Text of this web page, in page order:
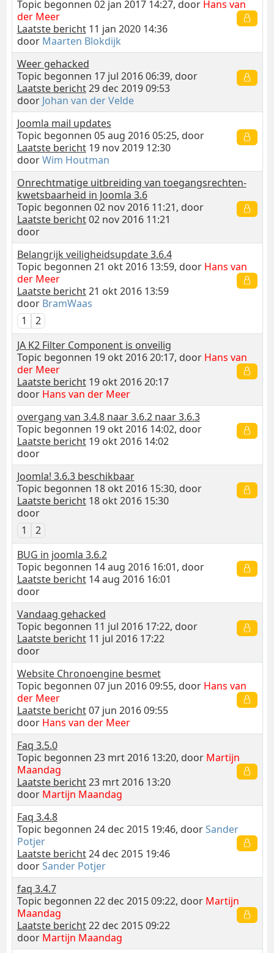
Topic begonnen 02 jan 2017 14:27, door Hans van
der Meer
Laatste bericht11 jan 2020 14:36
door Maarten Blokdijk
Weer gehacked
Topic begonnen 17 jul 2016 06:39, door
Laatste bericht29 dec 2019 09:53
door Johan van der Velde
Joomla mail updates
Topic begonnen 05 aug 2016 05:25, door
Laatste bericht19 nov 2019 12:30
doorWim Houtman
Onrechtmatige uitbreiding van toegangsrechten-
kwetsbaarheid in Joomla 3.6
Topic begonnen 02 nov 2016 11:21, door
Laatste bericht02 nov 2016 11:21
door
Belangrijk veiligheidsupdate 3.6.4
Topic begonnen 21 okt 2016 13:59, door Hans van
der Meer
Laatste bericht21 okt 2016 13:59
door BramWaas
1
2
JA K2 Filter Component is onveilig
Topic begonnen 19 okt 2016 20:17, door Hans van
der Meer
Laatste bericht19 okt 2016 20:17
door Hans van der Meer
overgang van 3.4.8 naar 3.6.2 naar 3.6.3
Topic begonnen 19 okt 2016 14:02, door
Laatste bericht19 okt 2016 14:02
door
Joomla! 3.6.3 beschikbaar
Topic begonnen 18 okt 2016 15:30, door
Laatste bericht18 okt 2016 15:30
door
1
2
BUG in joomla 3.6.2
Topic begonnen 14 aug 2016 16:01, door
Laatste bericht14 aug 2016 16:01
door
Vandaag gehacked
Topic begonnen 11 jul 2016 17:22, door
Laatste bericht11 jul 2016 17:22
door
Website Chronoengine besmet
Topic begonnen 07 jun 2016 09:55, door Hans van
der Meer
Laatste bericht07 jun 2016 09:55
door Hans van der Meer
Faq 3.5.0
Topic begonnen 23 mrt 2016 13:20, door Martijn
Maandag
Laatste bericht23 mrt 2016 13:20
door Martijn Maandag
Faq 3.4.8
Topic begonnen 24 dec 2015 19:46, doorSander
Potjer
Laatste bericht24 dec 2015 19:46
doorSander Potjer
faq 3.4.7
Topic begonnen 22 dec 2015 09:22, door Martijn
Maandag
Laatste bericht22 dec 2015 09:22
door Martijn Maandag